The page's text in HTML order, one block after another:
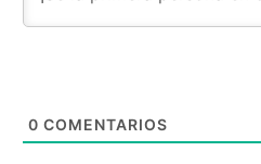
0 COMENTARIOS